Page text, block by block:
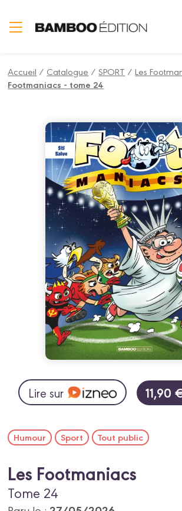
Accueil / Catalogue /SPORT /Les
Footmaniacs - tome 24
Lire sur 11,90
Humour Sport Tout public
Les Footmaniacs
Tome 24